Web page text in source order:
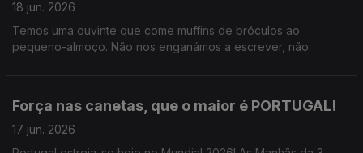
18 jun. 2026
Temos uma ouvinte que come muffins de bróculos ao
pequeno-almoço. Não nos enganámos a escrever, não.
Força nas canetas, que o maior é PORTUGAL!
17 jun. 2026